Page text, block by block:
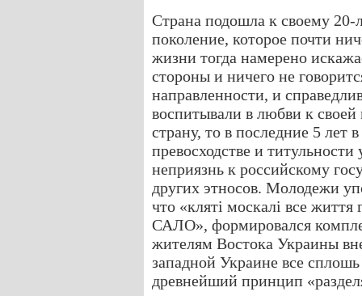
Страна подошла к своему
поколение, которое почти
жизни тогда намерено
стороны и ничего не
направленности, и
воспитывали в любви к
страну, то в последние 5 лет
превосходстве и
неприязнь к российскому
других этносов. Молодежи
что «кляті москалі все життя
САЛО», формировался
жителям Востока Украины
западной Украине все
древнейший принцип